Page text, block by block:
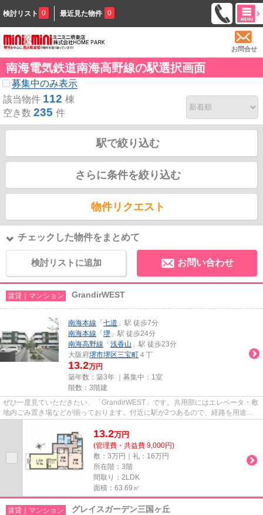
検討リスト 0 最近見た物件 0
お問合せ
南海電気鉄道南海高野線の駅選択画面
募集中のみ表示
該当物件 112 棟
空き数 235 件
駅で絞り込む
さらに条件を絞り込む
物件リクエスト
チェックした物件をまとめて
検討リストに追加 お問い合わせ
賃貸｜マンション GrandirWEST
南海本線 「 七道 」駅 徒歩7分
南海本線 「 堺 」駅 徒歩24分
南海高野線 「 浅香山 」駅 徒歩23分
大阪府堺市堺区三宝町 ４丁
13.2万円
築年数：築3年 ｜募集中： 1室
階数：3階建
ぜひ一度見ていただきたい、「GrandirWEST」です。共用部にはエレベータ・敷
地内ごみ置き場などが揃っております。付近に駅が2つあるので、経路を用途や
13.2万円
(管理費・共益費 9,000円)
敷：3万円｜礼：16万円
所在階：3階
間取り：2LDK
面積：63.69㎡
賃貸｜マンション グレイスガーデン三国ヶ丘